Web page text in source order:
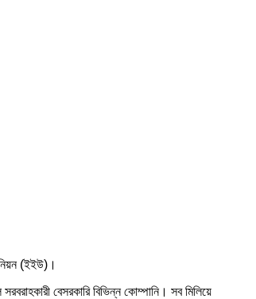
(ইইউ)।
সরবরাহকারী বেসরকারি বিভিন্ন কোম্পানি। সব মিলিয়ে